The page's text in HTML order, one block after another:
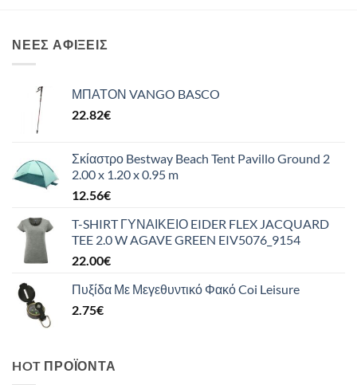
ΝΈΕΣ ΑΦΊΞΕΙΣ
ΜΠΑΤΟΝ VANGO BASCO
22.82€
Σκίαστρο Bestway Beach Tent Pavillo Ground 2
2.00 x 1.20 x 0.95 m
12.56€
T-SHIRT ΓΥΝΑΙΚΕΙΟ EIDER FLEX JACQUARD
TEE 2.0 W AGAVE GREEN EIV5076_9154
22.00€
Πυξίδα Με Μεγεθυντικό Φακό Coi Leisure
2.75€
HOT ΠΡΟΪΌΝΤΑ